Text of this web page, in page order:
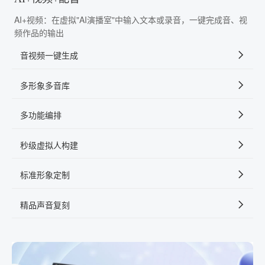
AI+视频：在虚拟"AI演播室"中输入文本或录音，一键完成音、视
频作品的输出
音视频一键生成
多形象多音库
多功能编排
秒级虚拟人构建
标准形象定制
精品声音复刻